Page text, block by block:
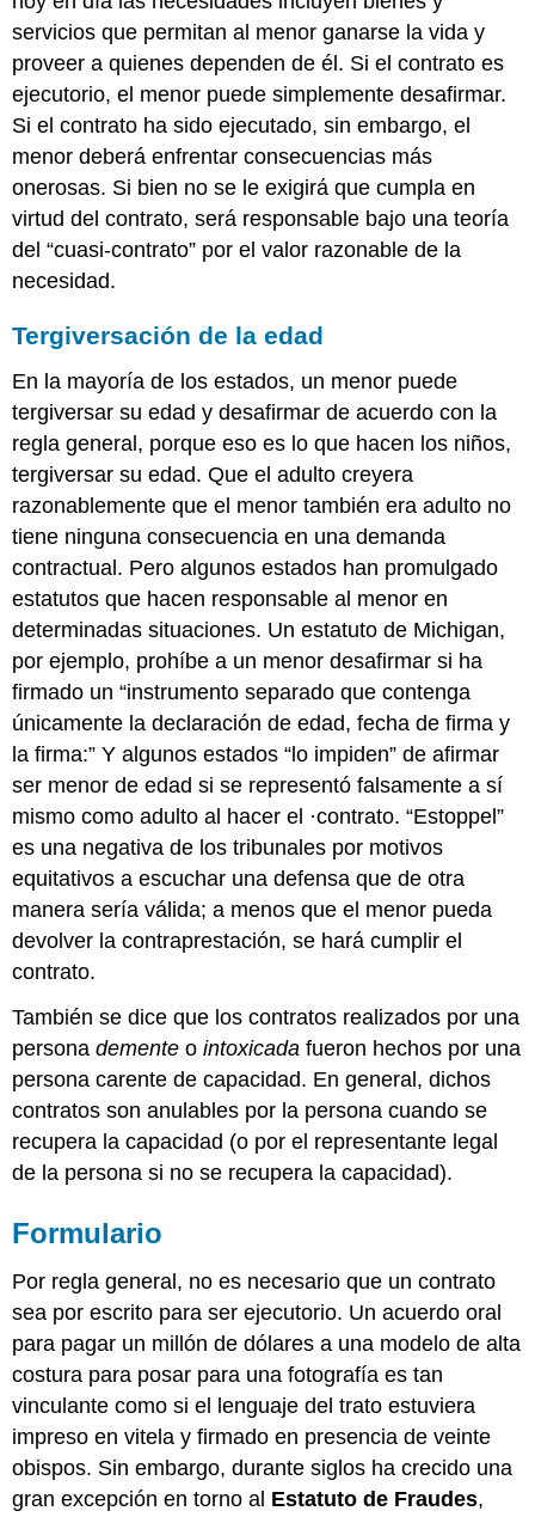
servicios que permitan al menor ganarse la vida y
proveer a quienes dependen de él. Si el contrato es
ejecutorio, el menor puede simplemente desafirmar.
Si el contrato ha sido ejecutado, sin embargo, el
menor deberá enfrentar consecuencias más
onerosas. Si bien no se le exigirá que cumpla en
virtud del contrato, será responsable bajo una teoría
del “cuasi-contrato” por el valor razonable de la
necesidad.
Tergiversación de la edad
En la mayoría de los estados, un menor puede
tergiversar su edad y desafirmar de acuerdo con la
regla general, porque eso es lo que hacen los niños,
tergiversar su edad. Que el adulto creyera
razonablemente que el menor también era adulto no
tiene ninguna consecuencia en una demanda
contractual. Pero algunos estados han promulgado
estatutos que hacen responsable al menor en
determinadas situaciones. Un estatuto de Michigan,
por ejemplo, prohíbe a un menor desafirmar si ha
firmado un “instrumento separado que contenga
únicamente la declaración de edad, fecha de firma y
la firma:” Y algunos estados “lo impiden” de afirmar
ser menor de edad si se representó falsamente a sí
mismo como adulto al hacer el ·contrato. “Estoppel”
es una negativa de los tribunales por motivos
equitativos a escuchar una defensa que de otra
manera sería válida; a menos que el menor pueda
devolver la contraprestación, se hará cumplir el
contrato.
También se dice que los contratos realizados por una
personademente ointoxicada fueron hechos por una
persona carente de capacidad. En general, dichos
contratos son anulables por la persona cuando se
recupera la capacidad (o por el representante legal
de la persona si no se recupera la capacidad).
Formulario
Por regla general, no es necesario que un contrato
sea por escrito para ser ejecutorio. Un acuerdo oral
para pagar un millón de dólares a una modelo de alta
costura para posar para una fotografía es tan
vinculante como si el lenguaje del trato estuviera
impreso en vitela y firmado en presencia de veinte
obispos. Sin embargo, durante siglos ha crecido una
gran excepción en torno al Estatuto de Fraudes,